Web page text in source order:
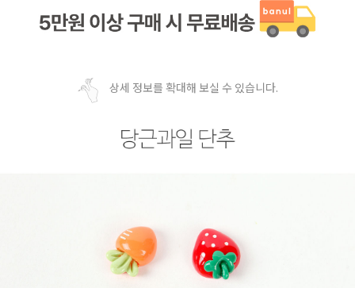
상세 정보를 확대해 보실 수 있습니다.